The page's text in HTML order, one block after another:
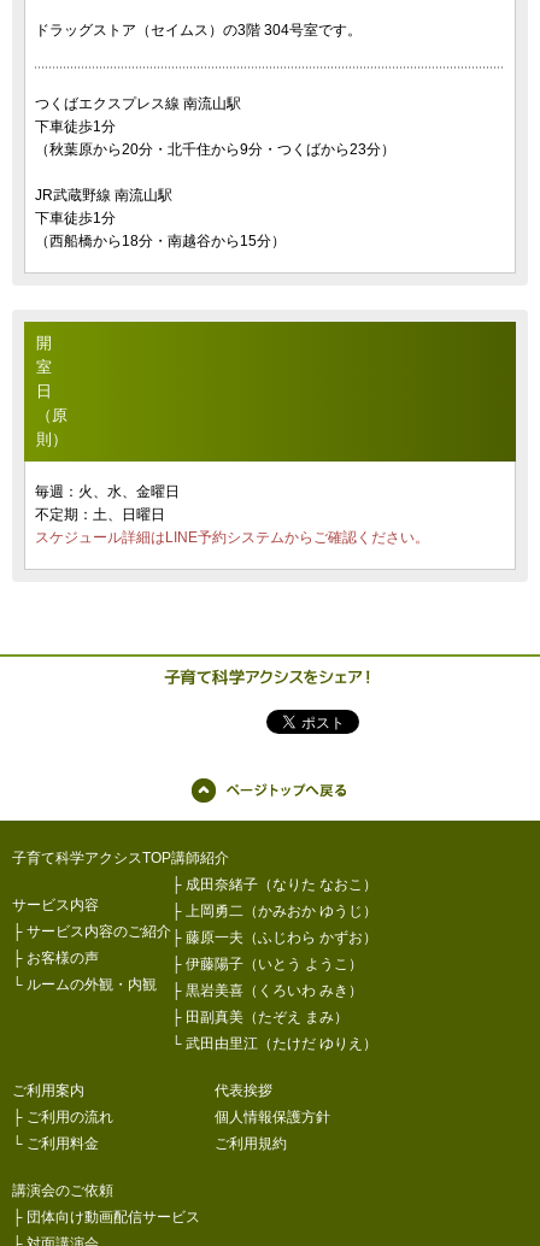
ドラッグストア（セイムス）の3階 304号室です。
つくばエクスプレス線 南流山駅
下車徒歩1分
（秋葉原から20分・北千住から9分・つくばから23分）
JR武蔵野線 南流山駅
下車徒歩1分
（西船橋から18分・南越谷から15分）
開
室
日
（原
則）
毎週：火、水、金曜日
不定期：土、日曜日
スケジュール詳細はLINE予約システムからご確認ください。
子育て科学アクシスTOP
サービス内容
├ サービス内容のご紹介
├ お客様の声
└ ルームの外観・内観
講師紹介
├ 成田奈緒子（なりた なおこ）
├
上岡勇二（かみおか ゆうじ）
├ 藤原一夫（ふじわら かずお）
├ 伊藤陽子（いとう ようこ）
├ 黒岩美喜（くろいわ みき）
├ 田副真美（たぞえ まみ）
└ 武田由里江（たけだ ゆりえ）
ご利用案内
├ ご利用の流れ
└ ご利用料金
講演会のご依頼
├ 団体向け動画配信サービス
代表挨拶
個人情報保護方針
ご利用規約